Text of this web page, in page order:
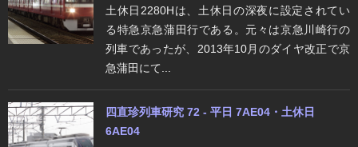
土休日2280Hは、土休日の深夜に設定されてい
る特急京急蒲田行である。元々は京急川崎行の
列車であったが、2013年10月のダイヤ改正で京
急蒲田にて...
四直珍列車研究 72 - 平日 7AE04・土休日
6AE04